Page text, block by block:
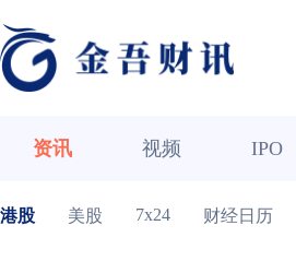
资讯 视频 IPO
港股 美股 7x24 财经日历